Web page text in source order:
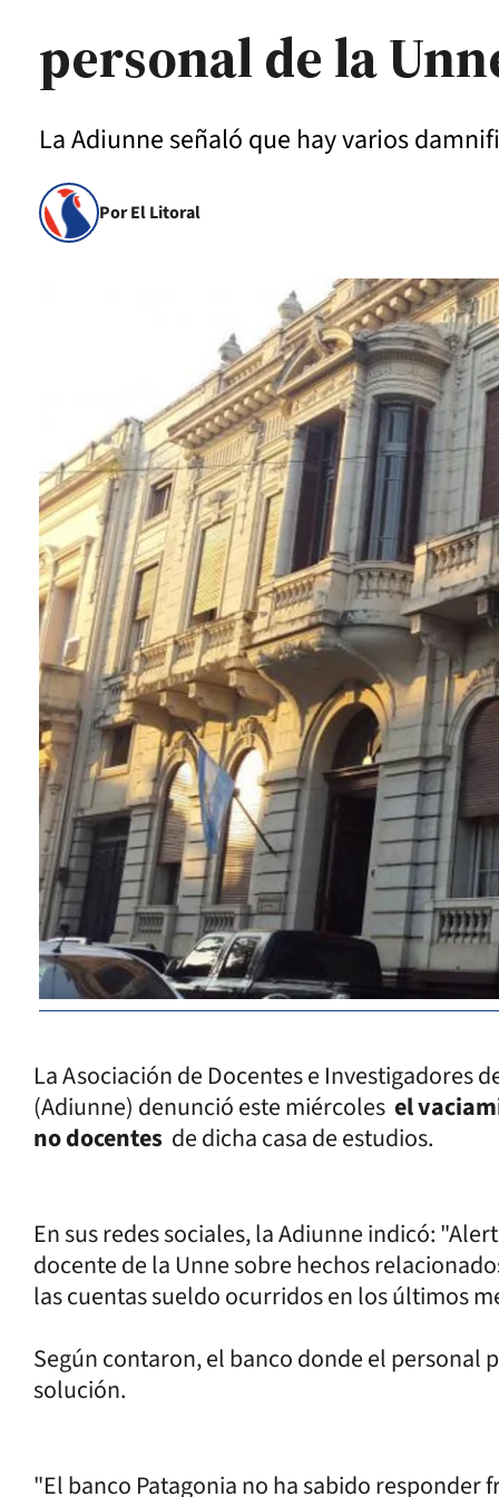
personal de la
La Adiunne señaló que hay varios
Por El Litoral
La Asociación de Docentes e Investigadores
(Adiunne) denunció este miércoles el
no docentes de dicha casa de estudios.
En sus redes sociales, la Adiunne indicó:
docente de la Unne sobre hechos
las cuentas sueldo ocurridos en los últimos
Según contaron, el banco donde el personal
solución.
"El banco Patagonia no ha sabido responder